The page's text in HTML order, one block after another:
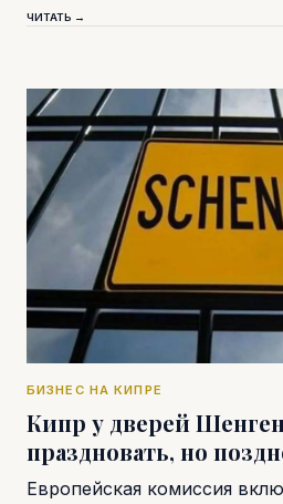
ЧИТАТЬ →
БИЗНЕС НА КИПРЕ
Кипр у дверей
праздновать, но
Европейская комиссия